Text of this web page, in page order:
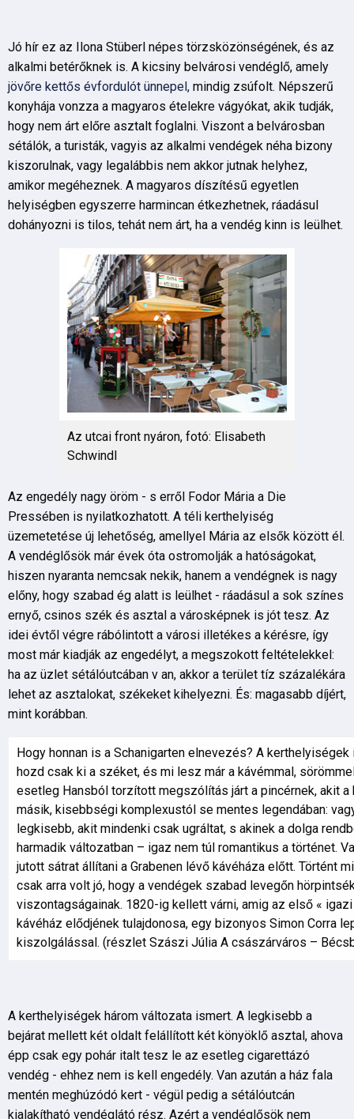
Jó hír ez az Ilona Stüberl népes törzsközönségének, és az
alkalmi betérőknek is. A kicsiny belvárosi vendéglő, amely
jövőre kettős évfordulót ünnepel, mindig zsúfolt. Népszerű
konyhája vonzza a magyaros ételekre vágyókat, akik tudják,
hogy nem árt előre asztalt foglalni. Viszont a belvárosban
sétálók, a turisták, vagyis az alkalmi vendégek néha bizony
kiszorulnak, vagy legalábbis nem akkor jutnak helyhez,
amikor megéheznek. A magyaros díszítésű egyetlen
helyiségben egyszerre harmincan étkezhetnek, ráadásul
dohányozni is tilos, tehát nem árt, ha a vendég kinn is leülhet.
Az utcai front nyáron, fotó: Elisabeth
Schwindl
Az engedély nagy öröm - s erről Fodor Mária a Die
Pressében is nyilatkozhatott. A téli kerthelyiség
üzemetetése új lehetőség, amellyel Mária az elsők között él.
A vendéglősök már évek óta ostromolják a hatóságokat,
hiszen nyaranta nemcsak nekik, hanem a vendégnek is nagy
előny, hogy szabad ég alatt is leülhet - ráadásul a sok színes
ernyő, csinos szék és asztal a városképnek is jót tesz. Az
idei évtől végre rábólintott a városi illetékes a kérésre, így
most már kiadják az engedélyt, a megszokott feltételekkel:
ha az üzlet sétálóutcában v an, akkor a terület tíz százalékára
lehet az asztalokat, székeket kihelyezni. És: magasabb díjért,
mint korábban.
Hogy honnan is a Schanigarten elnevezés? A
hozd csak ki a széket, és mi lesz már a kávémmal,
esetleg Hansból torzított megszólítás járt a pincérnek, akit
másik, kisebbségi komplexustól se mentes legendában:
legkisebb, akit mindenki csak ugráltat, s akinek a dolga
harmadik változatban – igaz nem túl romantikus a történet.
jutott sátrat állítani a Grabenen lévő kávéháza előtt. Történt
csak arra volt jó, hogy a vendégek szabad levegőn
viszontagságainak. 1820-ig kellett várni, amig az első «
kávéház elődjének tulajdonosa, egy bizonyos Simon Corra
kiszolgálással. (részlet Szászi Júlia A császárváros –
A kerthelyiségek három változata ismert. A legkisebb a
bejárat mellett két oldalt felállított két könyöklő asztal, ahova
épp csak egy pohár italt tesz le az esetleg cigarettázó
vendég - ehhez nem is kell engedély. Van azután a ház fala
mentén meghúzódó kert - végül pedig a sétálóutcán
kialakítható vendéglátó rész. Azért a vendéglősök nem